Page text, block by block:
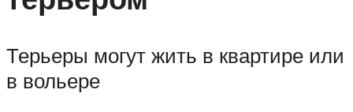
Терьеры могут жить в квартире или
в вольере